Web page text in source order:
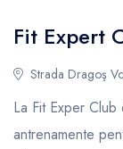
Fit Expert
Strada Dragoş
La Fit Exper
antrenamente